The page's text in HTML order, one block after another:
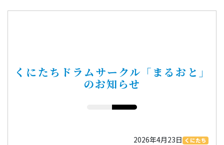
くにたちドラムサークル「まるおと」
のお知らせ
2026年4月23日 くにたち